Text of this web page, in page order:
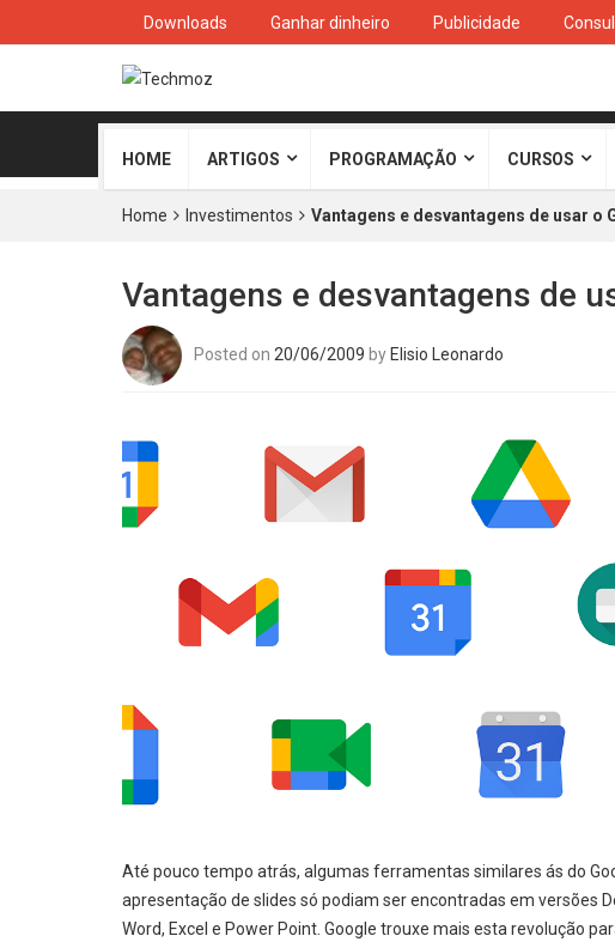
Downloads Ganhar dinheiro Publicidade
HOME ARTIGOS PROGRAMAÇÃO CURSOS
Home Investimentos Vantagens e desvantagens de usar o
Vantagens e desvantagens de
Posted on 20/06/2009 by Elisio Leonardo
Até pouco tempo atrás, algumas ferramentas similares ás do
apresentação de slides só podiam ser encontradas em versões
Word, Excel e Power Point. Google trouxe mais esta revolução